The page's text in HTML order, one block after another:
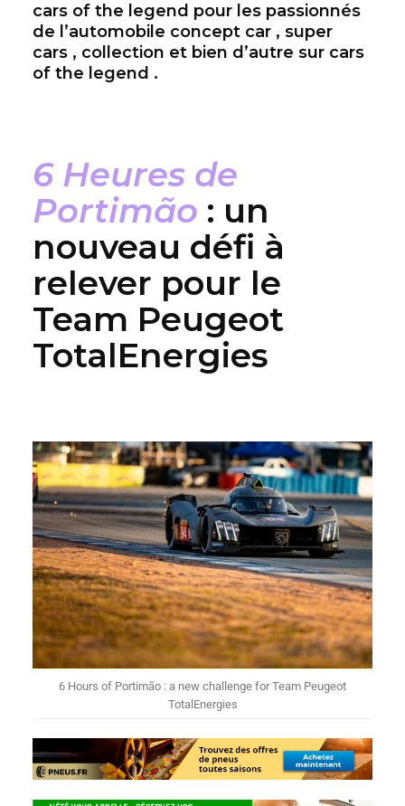
cars of the legend pour les passionnés
de l’automobile concept car , super
cars , collection et bien d’autre sur cars
of the legend .
6 Heures de
Portimão : un
nouveau défi à
relever pour le
Team Peugeot
TotalEnergies
6 Hours of Portimão : a new challenge for Team Peugeot
TotalEnergies